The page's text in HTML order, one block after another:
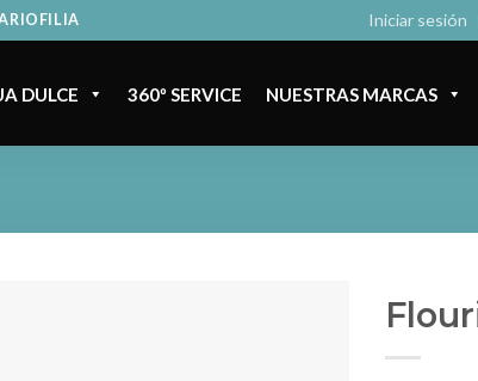
Iniciar sesión
DULCE 360º SERVICE NUESTRAS MARCAS